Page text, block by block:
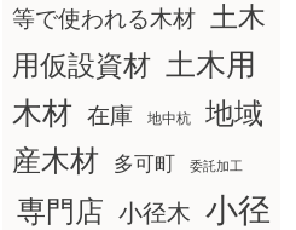
等で使われる木材
土木
用仮設資材 土木用
木材 在庫 地中杭
地域
産木材
多可町 委託加工
専門店 小径木 小径